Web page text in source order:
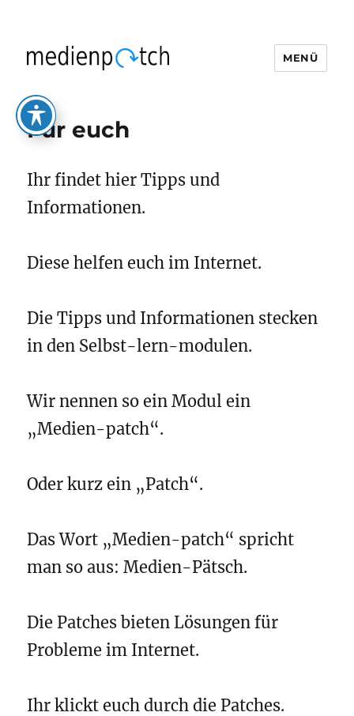
medienpatch
MENÜ
Für euch
Ihr findet hier Tipps und
Informationen.
Diese helfen euch im Internet.
Die Tipps und Informationen stecken
in den Selbst-lern-modulen.
Wir nennen so ein Modul ein
„Medien-patch“.
Oder kurz ein „Patch“.
Das Wort „Medien-patch“ spricht
man so aus: Medien-Pätsch.
Die Patches bieten Lösungen für
Probleme im Internet.
Ihr klickt euch durch die Patches.